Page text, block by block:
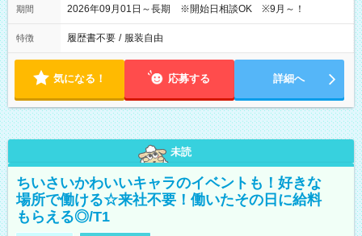
期間 2026年09月01日～長期 ※開始日相談OK ※9月～！
特徴 履歴書不要 / 服装自由
気になる！ 応募する 詳細へ
未読
ちいさいかわいいキャラのイベントも！好きな
場所で働ける☆来社不要！働いたその日に給料
もらえる◎/T1